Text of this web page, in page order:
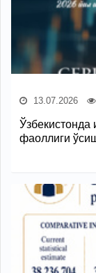
13.07.2026
фаоллиги